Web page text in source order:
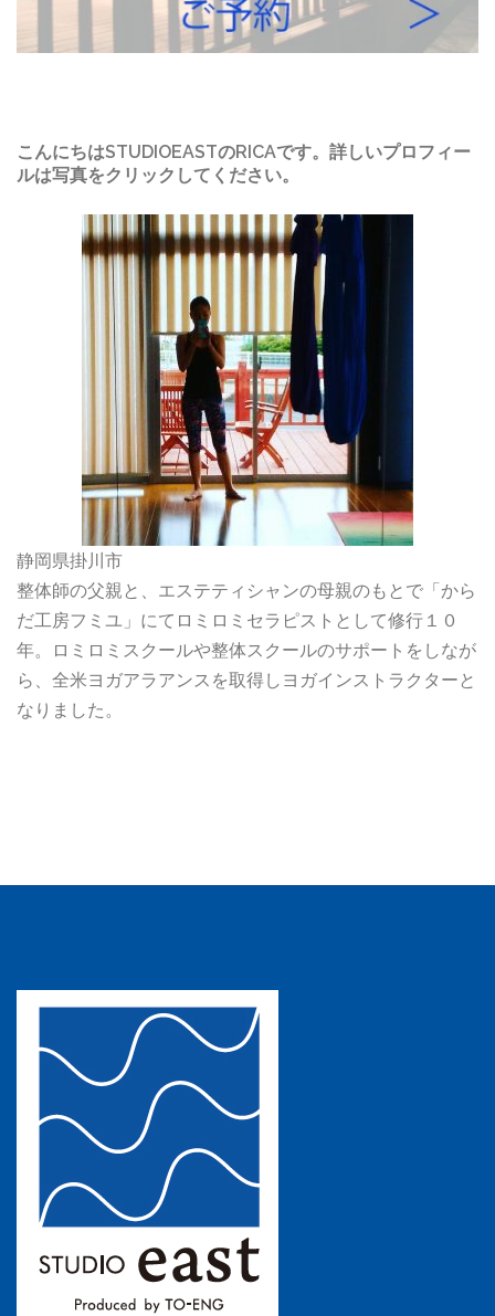
こんにちはSTUDIOEASTのRICAです。詳しいプロフィー
ルは写真をクリックしてください。
静岡県掛川市
整体師の父親と、エステティシャンの母親のもとで「から
だ工房フミユ」にてロミロミセラピストとして修行１０
年。ロミロミスクールや整体スクールのサポートをしなが
ら、全米ヨガアラアンスを取得しヨガインストラクターと
なりました。